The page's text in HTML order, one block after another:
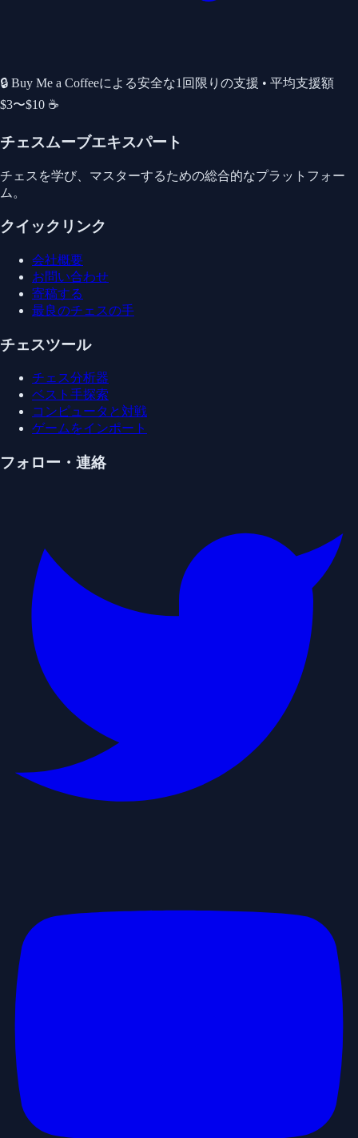
🔒 Buy Me a Coffeeによる安全な1回限りの支援 • 平均支援額
$3〜$10 ☕
チェスムーブエキスパート
チェスを学び、マスターするための総合的なプラットフォー
ム。
クイックリンク
会社概要
お問い合わせ
寄稿する
最良のチェスの手
チェスツール
チェス分析器
ベスト手探索
コンピュータと対戦
ゲームをインポート
フォロー・連絡